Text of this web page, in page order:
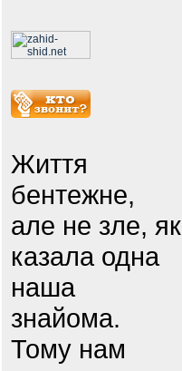
Життя
бентежне,
але не зле, як
казала одна
наша
знайома.
Тому нам